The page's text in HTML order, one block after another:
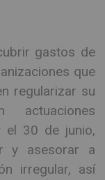
gastos de
que
regularizar su
actuaciones
el 30 de junio,
y asesorar a
irregular, así